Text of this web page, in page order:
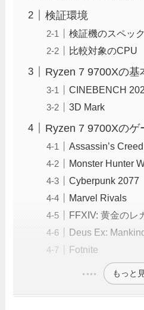
検証環境
検証機のスペック
比較対象のCPU
Ryzen 7 9700Xの基
CINEBENCH
3D Mark
Ryzen 7 9700Xのゲ
Assassin’s
Monster Hunter
Cyberpunk 2077
Marvel Rivals
FFXIV: 黄金のレ
Deus Ex:
Fotnite
もっと